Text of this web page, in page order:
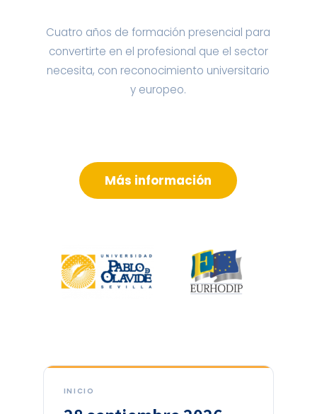
Cuatro años de formación presencial para
convertirte en el profesional que el sector
necesita, con reconocimiento universitario
y europeo.
Más información
INICIO